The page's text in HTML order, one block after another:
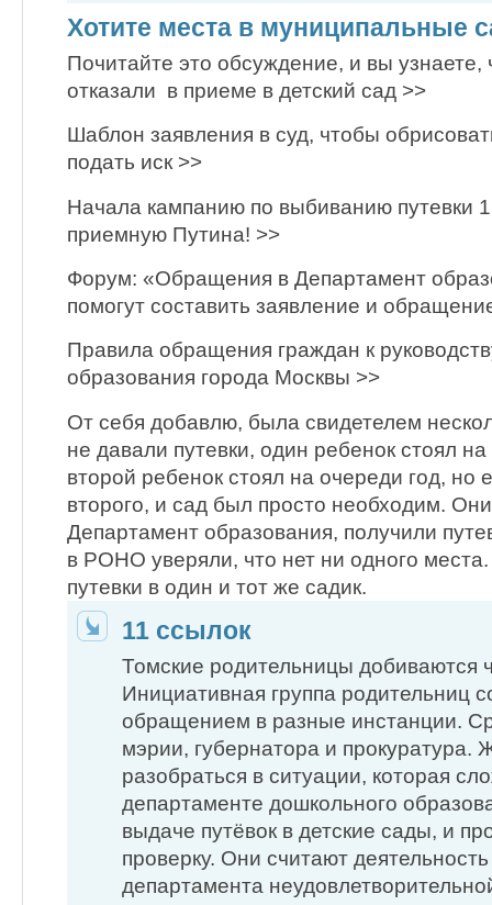
Хотите места в муниципальные
Почитайте это обсуждение, и вы узнаете,
отказали в приеме в детский сад >>
Шаблон заявления в суд, чтобы
подать иск >>
Начала кампанию по выбиванию путевки
приемную Путина! >>
Форум: «Обращения в Департамент
помогут составить заявление и
Правила обращения граждан к
образования города Москвы >>
От себя добавлю, была свидетелем
не давали путевки, один ребенок стоял
второй ребенок стоял на очереди год, но
второго, и сад был просто необходим.
Департамент образования, получили
в РОНО уверяли, что нет ни одного
путевки в один и тот же садик.
11 ссылок
Томские родительницы добиваются
Инициативная группа родительниц
обращением в разные инстанции.
мэрии, губернатора и
разобраться в ситуации, которая
департаменте дошкольного
выдаче путёвок в детские сады, и
проверку. Они считают
департамента